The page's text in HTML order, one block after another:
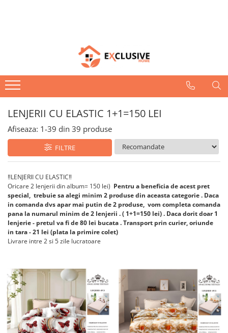
LENJERII 3D: 1+1=150 LEI
LENJERII CRACIUN
LENJERII COCOLINO
LENJERII DAMASC
LENJERII FINET CU ELASTIC- 99 LEI
SUPER LENJERII FINET - DE LA 88
Lei
COVOARE DORMITOR/LIVING
COVOARE COPII
HUSE DE PAT - COCOLINO
PIJAMALE - OFERTA TRIO
OFERTA PROSOAPE = 2 SETURI
COMPLETE = 99 LEI
PROSOAPE BUMBAC 100%
OFERTA DUO : 2 PĂTURI LA 99 LEI
PILOTE COCOLINO GROASE
COCOLINO=99 LEI
PATURA GROASA CU BATA
PATURI COCOLINO CU BLANITA- de
la 69 lei
LENJERII CU ELASTIC 1+1=150 LEI
Afiseaza: 1-39 din 39 produse
FILTRE
‼️LENJERII CU ELASTIC‼️
Oricare 2 lenjerii din album= 150 lei) Pentru a beneficia de acest pret
special, trebuie sa alegi minim 2 produse din aceasta categorie . Daca
in comanda dvs apar mai putin de 2 produse, vom completa comanda
pana la numarul minim de 2 lenjerii . ( 1+1=150 lei) . Daca dorit doar 1
lenjerie - pretul va fi de 80 lei bucata .Transport prin curier, oriunde
in tara - 21 lei (plata la primire colet)
Livrare intre 2 si 5 zile lucratoare